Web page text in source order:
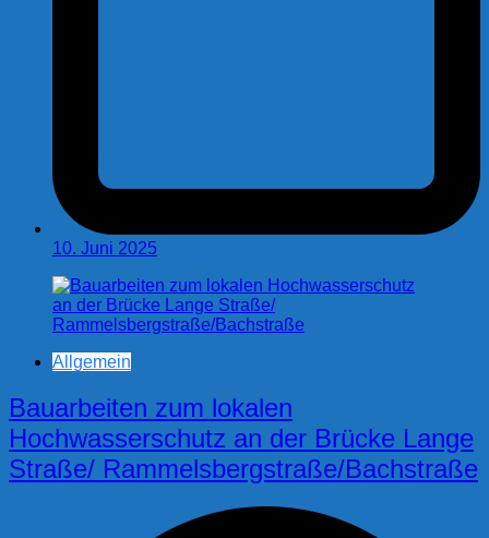
10. Juni 2025
Allgemein
Bauarbeiten zum lokalen
Hochwasserschutz an der Brücke Lange
Straße/ Rammelsbergstraße/Bachstraße